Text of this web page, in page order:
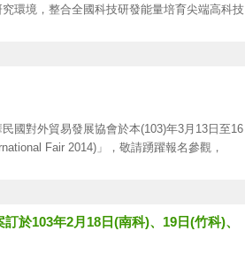
環境，整合全國科技研發能量培育尖端高科技
整體產業發展缺口及加速成型，以促使台灣成
件地點，以完成申請作業。
國對外貿易發展協會於本(103)年3月13日至16
Fair 2014)」，敬請踴躍報名參觀，
洲巡迴展首度在我國舉辦，係屬亞洲地區最具
導覽等活動，提供出席者環境教育時數活動證
於103年2月18日(南科)、19日(竹科)、